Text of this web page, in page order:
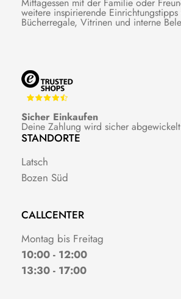
weitere inspirierende Einrichtungstipps
Bücherregale, Vitrinen und interne
Sicher Einkaufen
Deine Zahlung wird sicher abgewickelt
STANDORTE
Latsch
Bozen Süd
CALLCENTER
Montag bis Freitag
10:00 - 12:00
13:30 - 17:00